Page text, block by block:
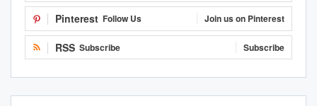
Pinterest Follow Us Join us on Pinterest
RSS Subscribe Subscribe